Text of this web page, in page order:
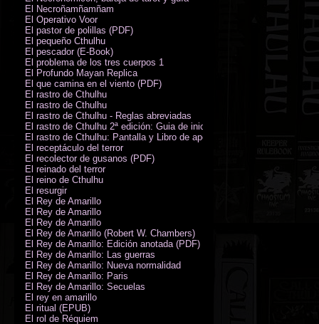
El Necroñamñamñam
El Operativo Voor
El pastor de polillas (PDF)
El pequeño Cthulhu
El pescador (E-Book)
El problema de los tres cuerpos 1
El Profundo Mayan Replica
El que camina en el viento (PDF)
El rastro de Cthulhu
El rastro de Cthulhu
El rastro de Cthulhu - Reglas abreviadas
El rastro de Cthulhu 2ª edición: Guia de inicio (PDF)
El rastro de Cthulhu: Pantalla y Libro de apoyo del Guardián
El receptáculo del terror
El recolector de gusanos (PDF)
El reinado del terror
El reino de Cthulhu
El resurgir
El Rey de Amarillo
El Rey de Amarillo
El Rey de Amarillo
El Rey de Amarillo (Robert W. Chambers)
El Rey de Amarillo: Edición anotada (PDF)
El Rey de Amarillo: Las guerras
El Rey de Amarillo: Nueva normalidad
El Rey de Amarillo: Paris
El Rey de Amarillo: Secuelas
El rey en amarillo
El ritual (EPUB)
El rol de Réquiem